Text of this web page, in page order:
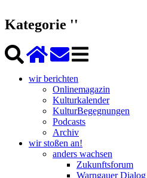
Kategorie ''
wir berichten
Onlinemagazin
Kulturkalender
KulturBegegnungen
Podcasts
Archiv
wir stoßen an!
anders wachsen
Zukunftsforum
Warngauer Dialog